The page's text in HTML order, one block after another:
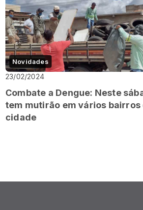
Novidades
23/02/2024
Combate a Dengue: Neste
tem mutirão em vários bairros
cidade